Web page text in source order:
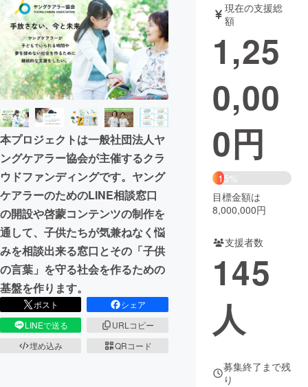
テクノロジー・ガジェット
映像・映画 書籍・雑誌
ビジネス・起業 チャレンジ
まちづくり・地域活性化
CAMPFIRE for Social Good
CAMPFIRE Creation
CAMPFIREふるさと納税
コミュニティ
本プロジェクトは一般社団法人ヤ
ングケアラー協会が主催するクラ
ウドファンディングです。ヤング
ケアラーのためのLINE相談窓口
の開設や啓蒙コンテンツの制作を
通して、子供たちが気兼ねなく悩
みを相談出来る窓口とその「子供
の言葉」を守る社会を作るための
基盤を作ります。
ポスト
シェア
LINEで送る
URLコピー
埋め込み
QRコード
現在の支援総
額
1,25
0,00
0円
15%
目標金額は
8,000,000円
支援者数
145
人
募集終了まで残
り